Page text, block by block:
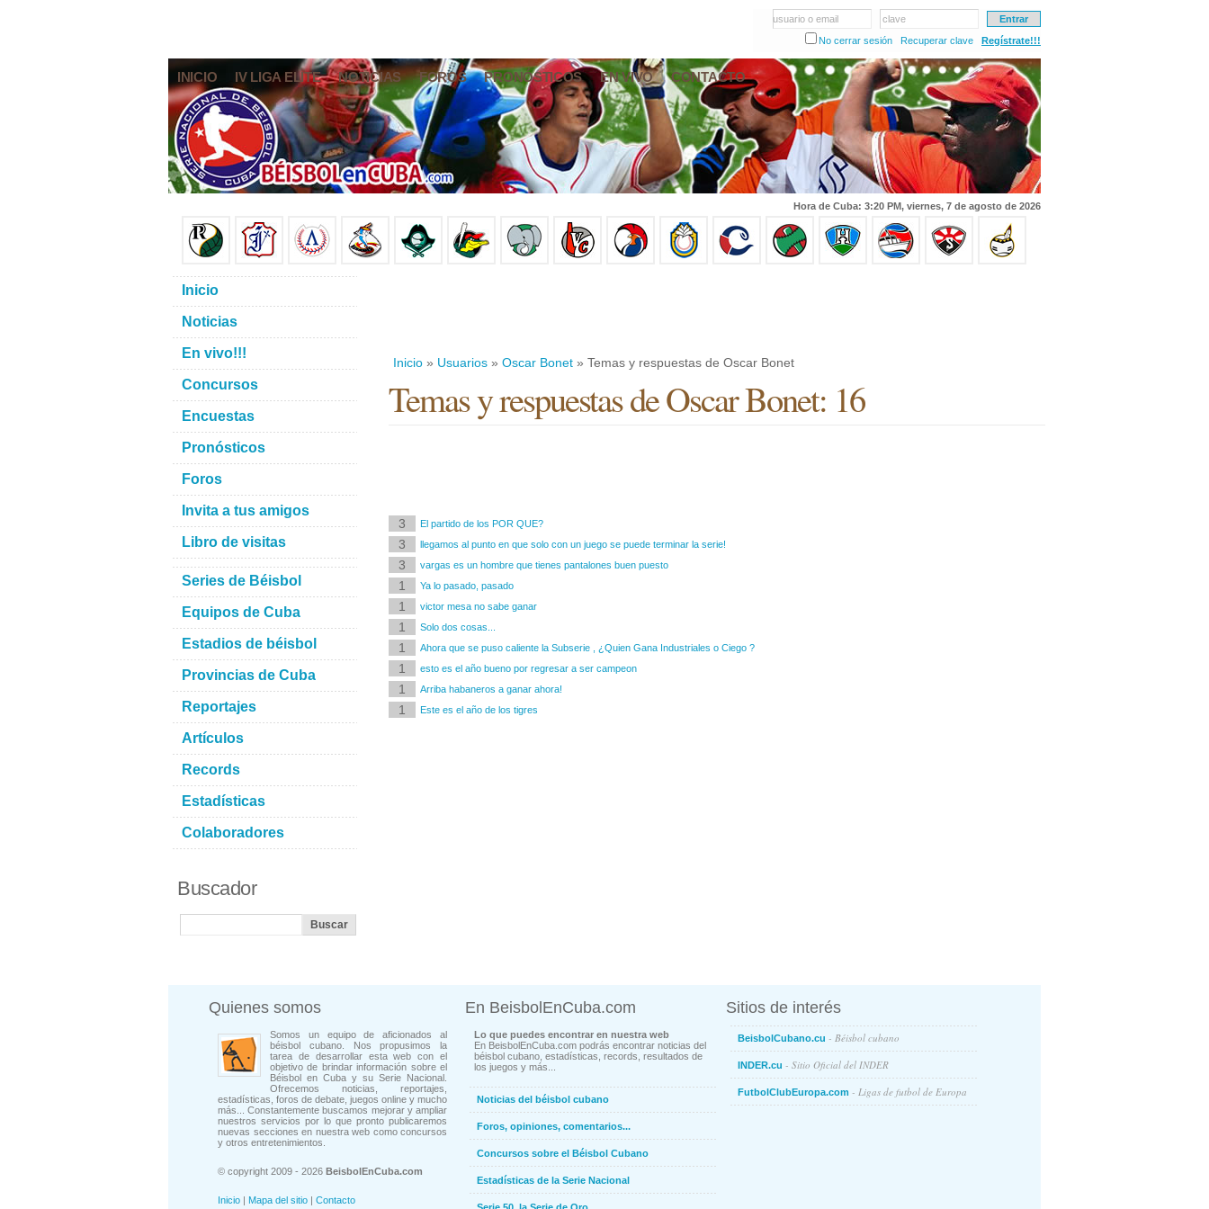
usuario o email
clave
No cerrar sesión
Recuperar clave Regístrate!!!
INICIO IV LIGA ELITE NOTICIAS FOROS PRONÓSTICOS EN VIVO CONTACTO
Hora de Cuba: 3:20 PM, viernes, 7 de agosto de 2026
Inicio » Usuarios » Oscar Bonet » Temas y respuestas de Oscar Bonet
Temas y respuestas de Oscar Bonet: 16
3 El partido de los POR QUE?
3 llegamos al punto en que solo con un juego se puede terminar la serie!
3 vargas es un hombre que tienes pantalones buen puesto
1 Ya lo pasado, pasado
1 victor mesa no sabe ganar
1 Solo dos cosas...
1 Ahora que se puso caliente la Subserie , ¿Quien Gana Industriales o Ciego ?
1 esto es el año bueno por regresar a ser campeon
1 Arriba habaneros a ganar ahora!
1 Este es el año de los tigres
Inicio
Noticias
En vivo!!!
Concursos
Encuestas
Pronósticos
Foros
Invita a tus amigos
Libro de visitas
Series de Béisbol
Equipos de Cuba
Estadios de béisbol
Provincias de Cuba
Reportajes
Artículos
Records
Estadísticas
Colaboradores
Buscador
Quienes somos
Somos un equipo de aficionados al
béisbol cubano. Nos propusimos la
tarea de desarrollar esta web con el
objetivo de brindar información sobre el
Béisbol en Cuba y su Serie Nacional.
Ofrecemos noticias, reportajes,
estadísticas, foros de debate, juegos online y mucho
más... Constantemente buscamos mejorar y ampliar
nuestros servicios por lo que pronto publicaremos
nuevas secciones en nuestra web como concursos
y otros entretenimientos.
© copyright 2009 - 2026 BeisbolEnCuba.com
Inicio | Mapa del sitio | Contacto
En BeisbolEnCuba.com
Lo que puedes encontrar en nuestra web
En BeisbolEnCuba.com podrás encontrar noticias del
béisbol cubano, estadísticas, records, resultados de
los juegos y más...
Noticias del béisbol cubano
Foros, opiniones, comentarios...
Concursos sobre el Béisbol Cubano
Estadísticas de la Serie Nacional
Sitios de interés
BeisbolCubano.cu - Béisbol cubano
INDER.cu - Sitio Oficial del INDER
FutbolClubEuropa.com - Ligas de futbol de Europa